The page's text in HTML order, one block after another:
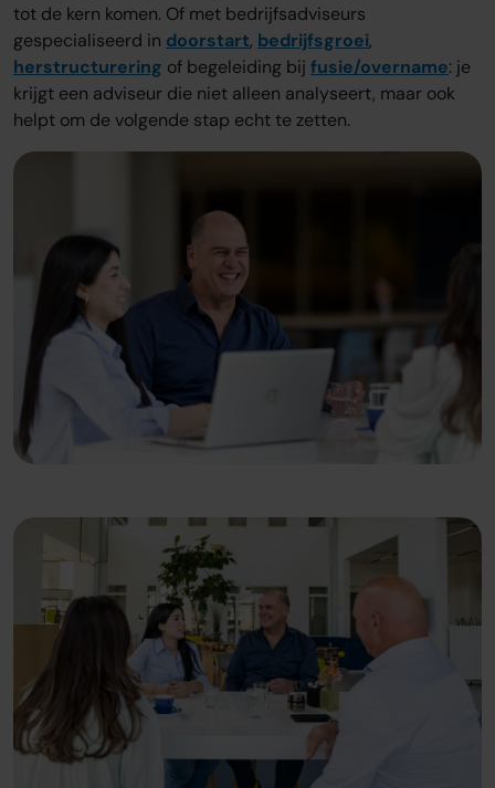
tot de kern komen. Of met bedrijfsadviseurs
gespecialiseerd in doorstart, bedrijfsgroei,
herstructurering of begeleiding bij fusie/overname: je
krijgt een adviseur die niet alleen analyseert, maar ook
helpt om de volgende stap echt te zetten.